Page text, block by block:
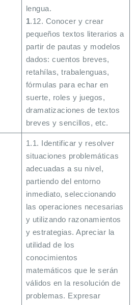
lengua.
1.12. Conocer y crear
pequeños textos literarios a
partir de pautas y modelos
dados: cuentos breves,
retahílas, trabalenguas,
fórmulas para echar en
suerte, roles y juegos,
dramatizaciones de textos
breves y sencillos, etc.
1.1. Identificar y resolver
situaciones problemáticas
adecuadas a su nivel,
partiendo del entorno
inmediato, seleccionando
las operaciones necesarias
y utilizando razonamientos
y estrategias. Apreciar la
utilidad de los
conocimientos
matemáticos que le serán
válidos en la resolución de
problemas. Expresar